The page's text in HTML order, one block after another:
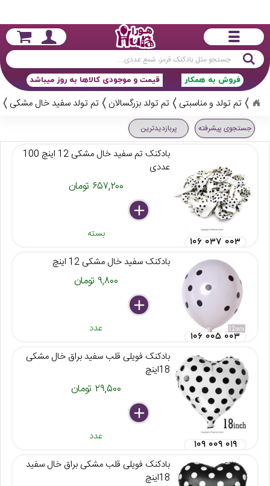
جستجو
قیمت و موجودی کالاها به روز میباشد فروش به همکار
تم تولد و مناسبتی تم تولد بزرگسالان تم تولد سفید خال مشکی
جستجوی پیشرفته پربازدیدترین
بادکنک تم سفید خال مشکی 12 اینچ 100
عددی
۶۵۷,۲۰۰ تومان
delete
remove
add
بسته
۱۰۶ ۰۳۷ ۰۰۳
بادکنک سفید خال مشکی 12 اینچ
۹,۸۰۰ تومان
delete
remove
add
عدد
۱۰۶ ۰۰۵ ۰۰۳
بادکنک فویلی قلب سفید براق خال مشکی
18اینچ
۲۹,۵۰۰ تومان
delete
remove
add
عدد
۱۰۹ ۰۰۹ ۰۱۹
بادکنک فویلی قلب مشکی براق خال سفید
18اینچ